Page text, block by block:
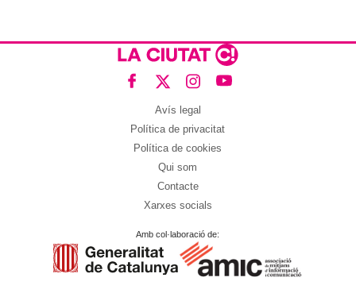
Avís legal
Política de privacitat
Política de cookies
Qui som
Contacte
Xarxes socials
Amb col·laboració de: